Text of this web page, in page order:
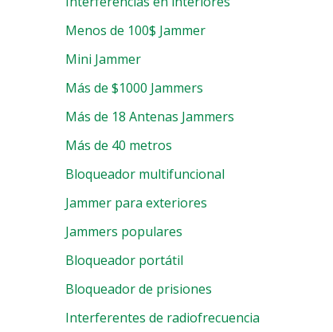
Menos de 100$ Jammer
Mini Jammer
Más de $1000 Jammers
Más de 18 Antenas Jammers
Más de 40 metros
Bloqueador multifuncional
Jammer para exteriores
Jammers populares
Bloqueador portátil
Bloqueador de prisiones
Interferentes de radiofrecuencia